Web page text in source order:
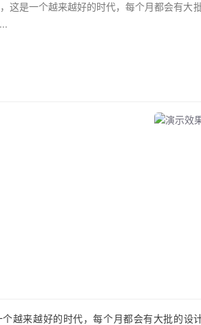
这是一个越来越好的时代，每个月都会有
越来越好的时代，每个月都会有大批的